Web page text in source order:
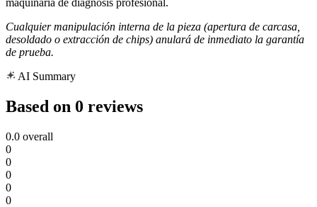
maquinaria de diagnosis profesional.
Cualquier manipulación interna de la pieza (apertura de carcasa,
desoldado o extracción de chips) anulará de inmediato la garantía
de prueba.
AI Summary
Based on 0 reviews
0.0 overall
0
0
0
0
0